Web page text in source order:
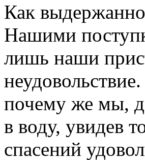
Как
Нашими
лишь наши
почему же мы,
в воду, увидев
спасений